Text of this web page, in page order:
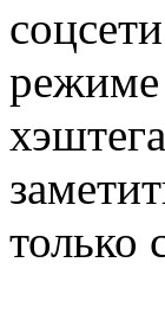
режиме
только